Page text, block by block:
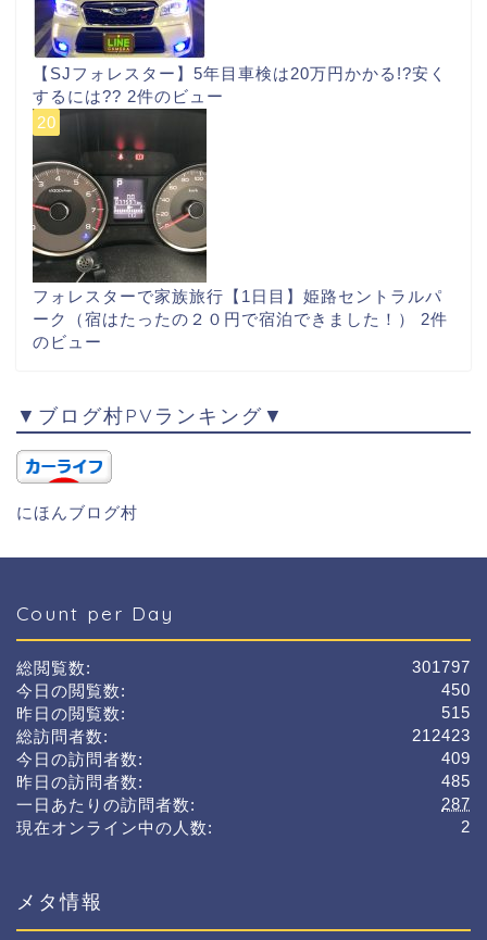
【SJフォレスター】5年目車検は20万円かかる!?安く
するには?? 2件のビュー
フォレスターで家族旅行【1日目】姫路セントラルパ
ーク（宿はたったの２０円で宿泊できました！） 2件
のビュー
▼ブログ村PVランキング▼
にほんブログ村
Count per Day
301797
総閲覧数:
450
今日の閲覧数:
515
昨日の閲覧数:
212423
総訪問者数:
409
今日の訪問者数:
485
昨日の訪問者数:
287
一日あたりの訪問者数:
2
現在オンライン中の人数:
メタ情報